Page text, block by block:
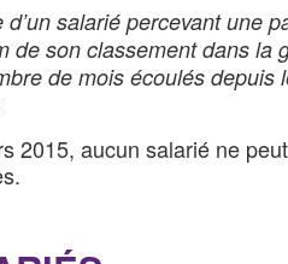
salarié percevant une
son classement dans la
de mois écoulés
2015, aucun salarié ne